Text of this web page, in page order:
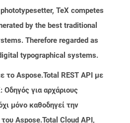
TeX competes
by the best traditional
Therefore regarded as
typographical systems.
το Aspose.Total REST API με
Οδηγός για αρχάριους
μόνο καθοδηγεί την
Aspose.Total Cloud API,